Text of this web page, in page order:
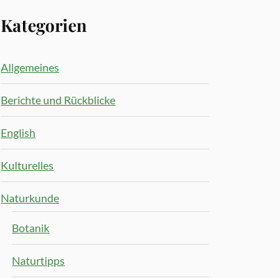
Kategorien
Allgemeines
Berichte und Rückblicke
English
Kulturelles
Naturkunde
Botanik
Naturtipps